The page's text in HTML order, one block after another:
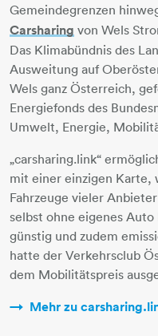
Gemeindegrenzen
Carsharing von Wels
Das Klimabündnis des
Ausweitung auf
Wels ganz Österreich,
Energiefonds des
Umwelt, Energie,
„carsharing.link“
mit einer einzigen Karte,
Fahrzeuge vieler
selbst ohne eigenes
günstig und zudem
hatte der Verkehrsclub
dem Mobilitätspreis
Mehr zu